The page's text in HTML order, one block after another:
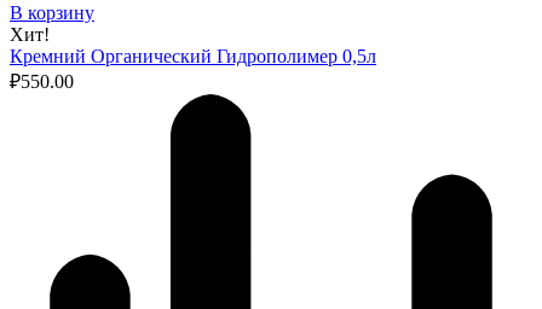
В корзину
Хит!
Кремний Органический Гидрополимер 0,5л
₽550.00